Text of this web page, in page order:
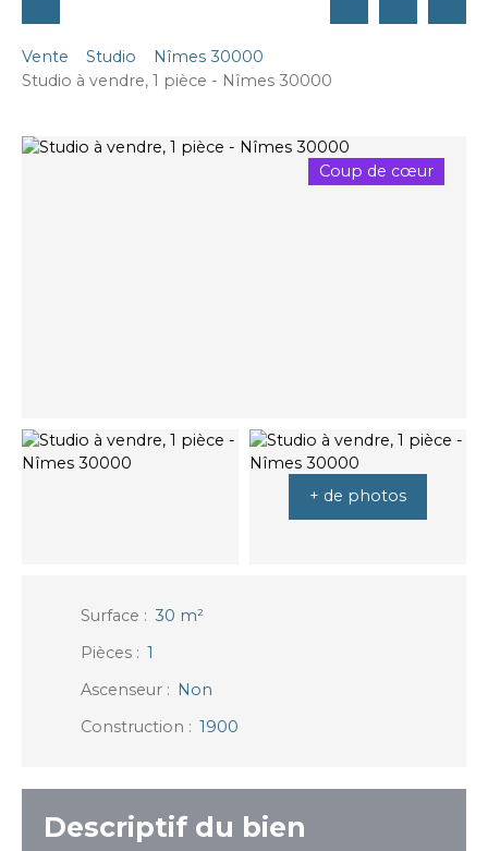
Vente Studio
Nîmes 30000
Studio à vendre, 1 pièce - Nîmes 30000
Coup de cœur
+ de photos
Surface : 30 m²
Pièces : 1
Ascenseur : Non
Construction : 1900
Descriptif du bien